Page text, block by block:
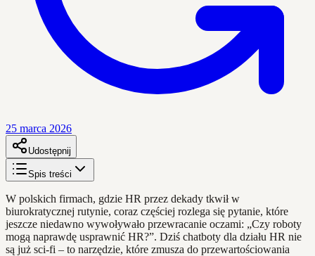
25 marca 2026
Udostępnij
Spis treści
W polskich firmach, gdzie HR przez dekady tkwił w
biurokratycznej rutynie, coraz częściej rozlega się pytanie, które
jeszcze niedawno wywoływało przewracanie oczami: „Czy roboty
mogą naprawdę usprawnić HR?”. Dziś chatboty dla działu HR nie
są już sci-fi – to narzędzie, które zmusza do przewartościowania